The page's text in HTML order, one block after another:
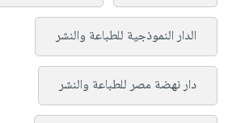
الدار النموذجية للطباعة والنشر
دار نهضة مصر للطباعة والنشر